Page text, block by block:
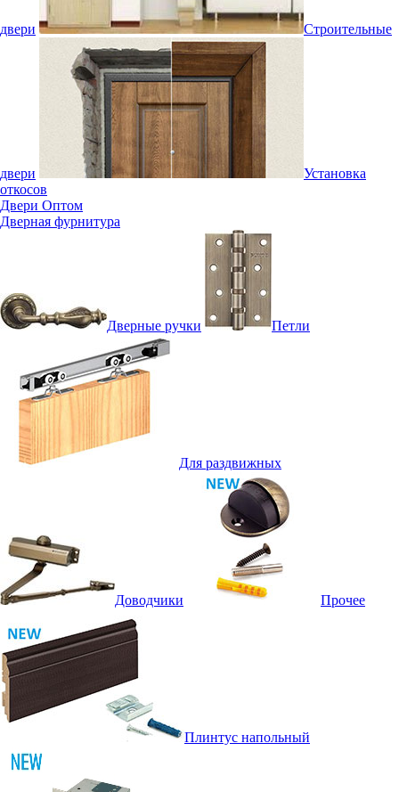
двери Строительные
двери
Установка
откосов
Двери Оптом
Дверная фурнитура
Дверные ручки Петли
Для раздвижных
Доводчики Прочее
Плинтус напольный